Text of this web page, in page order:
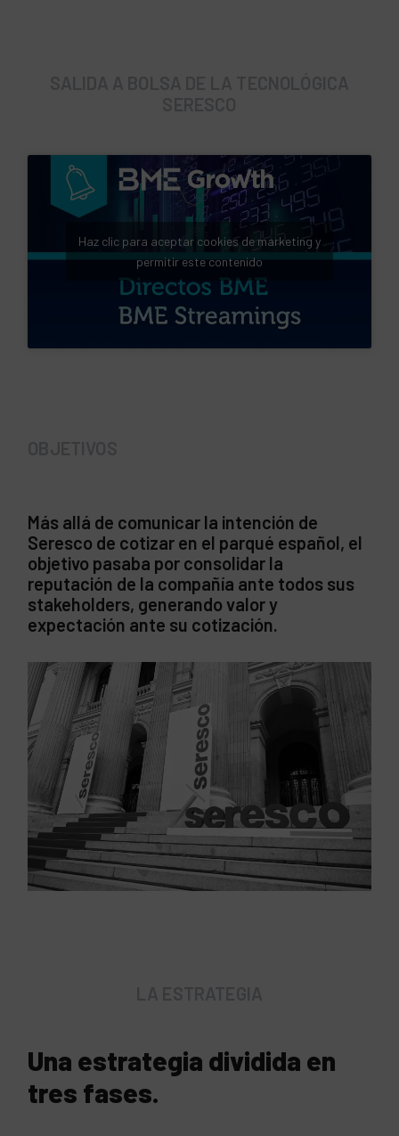
Haz clic para aceptar cookies de marketing y
permitir este contenido
Más allá de comunicar la intención de
Seresco de cotizar en el parqué español, el
objetivo pasaba por consolidar la
reputación de la compañía ante todos sus
stakeholders, generando valor y
expectación ante su cotización.
Una estrategia dividida en
tres fases.